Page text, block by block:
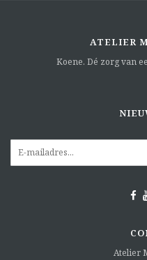
ATELIER
Koene. Dé zorg van
Atelier